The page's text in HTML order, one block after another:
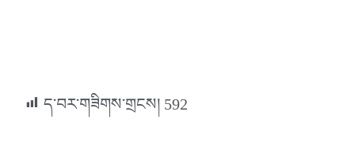
ད་བར་གཟིགས་གྲངས།592